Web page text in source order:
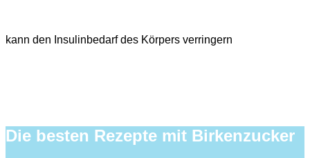
kann den Insulinbedarf des Körpers verringern
Die besten Rezepte mit Birkenzucker